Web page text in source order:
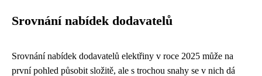
Srovnání nabídek dodavatelů
Srovnání nabídek dodavatelů elektřiny v roce 2025 může na
první pohled působit složitě, ale s trochou snahy se v nich dá